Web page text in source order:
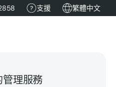
支援 繁體中文
管理服務